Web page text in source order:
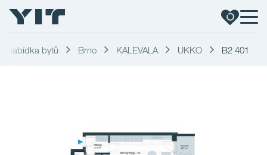
nabídka bytů Brno KALEVALA UKKO B2 401